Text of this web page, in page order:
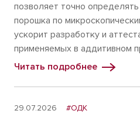
позволяет точно
порошка по
ускорит разработку и
применяемых в аддитивном
Читать подробнее
29.07.2026 #ОДК